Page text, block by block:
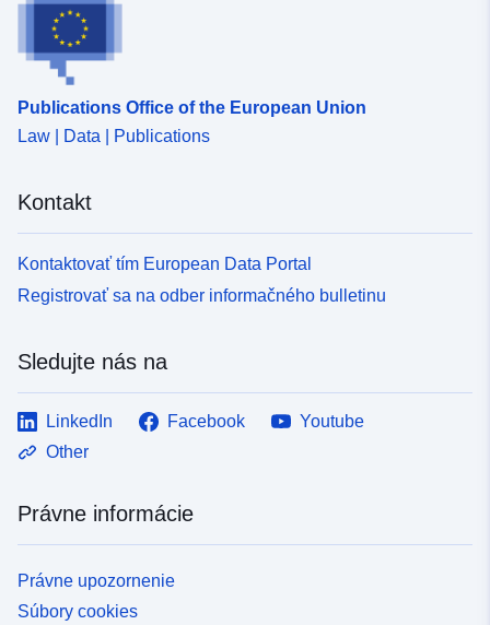
Publications Office of the European Union
Law | Data | Publications
Kontakt
Kontaktovať tím European Data Portal
Registrovať sa na odber informačného bulletinu
Sledujte nás na
LinkedIn Facebook
Youtube
Other
Právne informácie
Právne upozornenie
Súbory cookies